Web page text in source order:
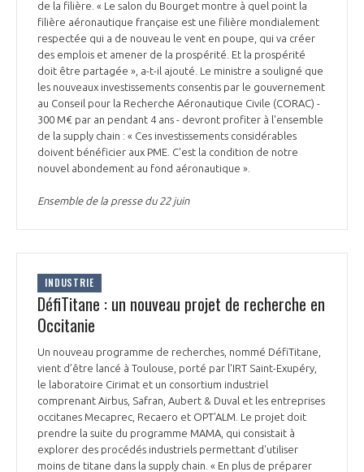
de la filière. « Le salon du Bourget montre à quel point la
filière aéronautique française est une filière mondialement
respectée qui a de nouveau le vent en poupe, qui va créer
des emplois et amener de la prospérité. Et la prospérité
doit être partagée », a-t-il ajouté. Le ministre a souligné que
les nouveaux investissements consentis par le gouvernement
au Conseil pour la Recherche Aéronautique Civile (CORAC) -
300 M€ par an pendant 4 ans - devront profiter à l'ensemble
de la supply chain : « Ces investissements considérables
doivent bénéficier aux PME. C'est la condition de notre
nouvel abondement au fond aéronautique ».
Ensemble de la presse du 22 juin
INDUSTRIE
DéfiTitane : un nouveau projet de recherche en
Occitanie
Un nouveau programme de recherches, nommé DéfiTitane,
vient d’être lancé à Toulouse, porté par l'IRT Saint-Exupéry,
le laboratoire Cirimat et un consortium industriel
comprenant Airbus, Safran, Aubert & Duval et les entreprises
occitanes Mecaprec, Recaero et OPT'ALM. Le projet doit
prendre la suite du programme MAMA, qui consistait à
explorer des procédés industriels permettant d'utiliser
moins de titane dans la supply chain. « En plus de préparer